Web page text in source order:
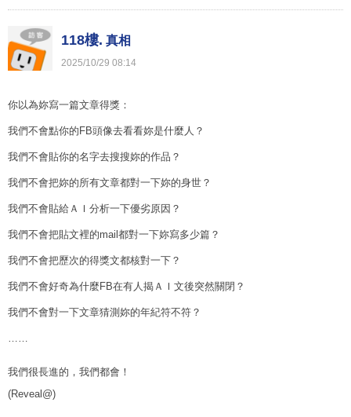
118樓. 真相
2025/10/29 08:14
你以為妳寫一篇文章得獎：
我們不會點你的FB頭像去看看妳是什麼人？
我們不會貼你的名字去搜搜妳的作品？
我們不會把妳的所有文章都對一下妳的身世？
我們不會貼給ＡＩ分析一下優劣原因？
我們不會把貼文裡的mail都對一下妳寫多少篇？
我們不會把歷次的得獎文都核對一下？
我們不會好奇為什麼FB在有人揭ＡＩ文後突然關閉？
我們不會對一下文章猜測妳的年紀符不符？
……
我們很長進的，我們都會！
(Reveal@)